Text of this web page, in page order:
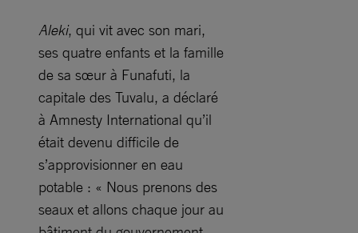
Aleki, qui vit avec son mari,
ses quatre enfants et la famille
de sa sœur à Funafuti, la
capitale des Tuvalu, a déclaré
à Amnesty International qu’il
était devenu difficile de
s’approvisionner en eau
potable : « Nous prenons des
seaux et allons chaque jour au